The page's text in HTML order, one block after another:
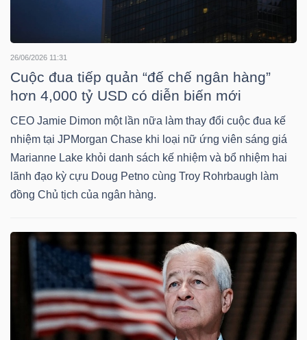
26/06/2026 11:31
Cuộc đua tiếp quản “đế chế ngân hàng”
hơn 4,000 tỷ USD có diễn biến mới
CEO Jamie Dimon một lần nữa làm thay đổi cuộc đua kế
nhiệm tại JPMorgan Chase khi loại nữ ứng viên sáng giá
Marianne Lake khỏi danh sách kế nhiệm và bổ nhiệm hai
lãnh đạo kỳ cựu Doug Petno cùng Troy Rohrbaugh làm
đồng Chủ tịch của ngân hàng.
TRÁI
PHIẾU
CÔNG
CỤ
TRUY
XUẤT
DỮ
LIỆU